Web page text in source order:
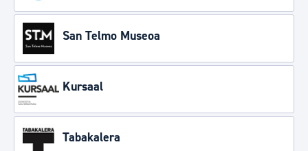
San Telmo Museoa
Kursaal
Tabakalera